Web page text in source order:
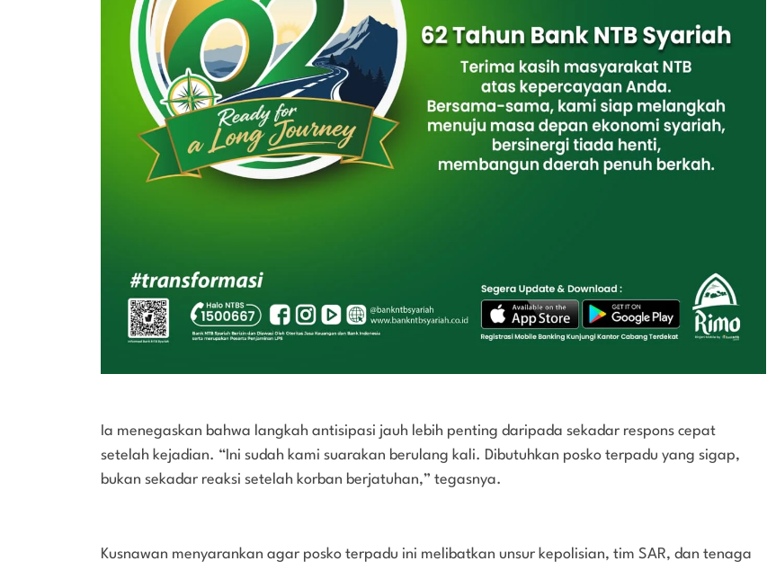
Ia menegaskan bahwa langkah antisipasi jauh lebih penting daripada sekadar respons cepat
setelah kejadian. “Ini sudah kami suarakan berulang kali. Dibutuhkan posko terpadu yang sigap,
bukan sekadar reaksi setelah korban berjatuhan,” tegasnya.
Kusnawan menyarankan agar posko terpadu ini melibatkan unsur kepolisian, tim SAR, dan tenaga